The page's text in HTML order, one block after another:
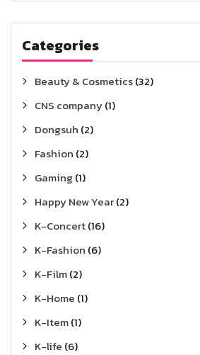
Categories
Beauty & Cosmetics(32)
CNS company(1)
Dongsuh (2)
Fashion (2)
Gaming (1)
Happy New Year(2)
K-Concert(16)
K-Fashion (6)
K-Film(2)
K-Home (1)
K-Item(1)
K-life (6)